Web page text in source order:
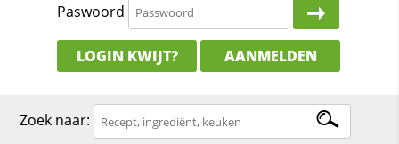
Paswoord
LOGIN KWIJT? AANMELDEN
Zoek naar: